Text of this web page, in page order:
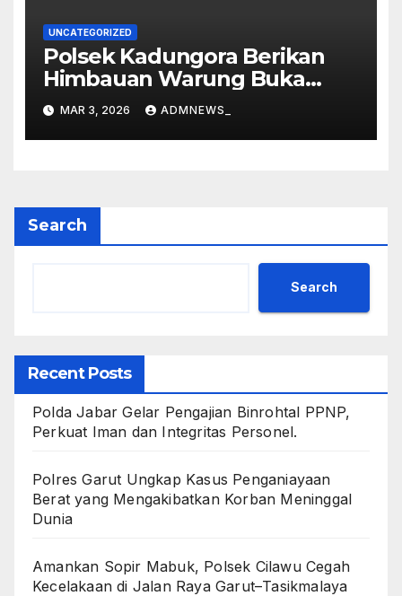
UNCATEGORIZED
Polsek Kadungora Berikan
Himbauan Warung Buka
Siang Hari
MAR 3, 2026 ADMNEWS_
Search
Search
Recent Posts
Polda Jabar Gelar Pengajian Binrohtal PPNP,
Perkuat Iman dan Integritas Personel.
Polres Garut Ungkap Kasus Penganiayaan
Berat yang Mengakibatkan Korban Meninggal
Dunia
Amankan Sopir Mabuk, Polsek Cilawu Cegah
Kecelakaan di Jalan Raya Garut–Tasikmalaya